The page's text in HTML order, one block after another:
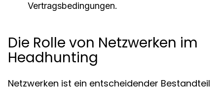
Vertragsbedingungen.
Die Rolle von Netzwerken im
Headhunting
Netzwerken ist ein entscheidender Bestandteil